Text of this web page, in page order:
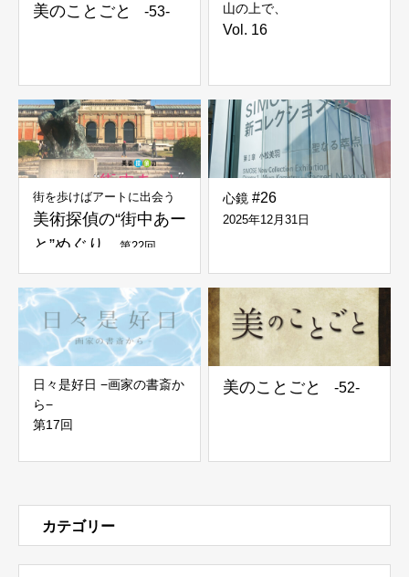
美のことごと -53- 山の上で、
Vol. 16
街を歩けばアートに出会う
美術探偵の“街中あー
と”めぐり
第22回
心鏡 #26
2025年12月31日
日々是好日 −画家の書斎か
ら−
第17回
美のことごと -52-
カテゴリー